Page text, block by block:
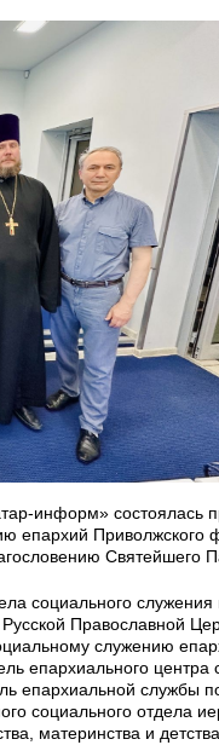
информ» состоялась
Приволжского
Святейшего
социального
Православной
служению
епархиального
епархиальной службы
социального отдела
материнства и